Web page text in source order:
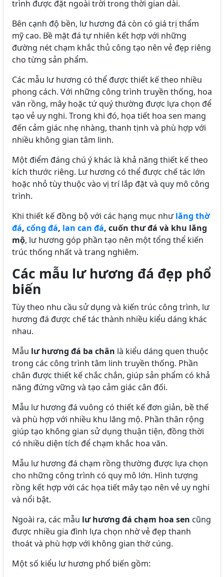
trình được đặt ngoài trời trong thời gian dài.
Bên cạnh độ bền, lư hương đá còn có giá trị thẩm
mỹ cao. Bề mặt đá tự nhiên kết hợp với những
đường nét chạm khắc thủ công tạo nên vẻ đẹp riêng
cho từng sản phẩm.
Các mẫu lư hương có thể được thiết kế theo nhiều
phong cách. Với những công trình truyền thống, hoa
văn rồng, mây hoặc tứ quý thường được lựa chọn để
tạo vẻ uy nghi. Trong khi đó, họa tiết hoa sen mang
đến cảm giác nhẹ nhàng, thanh tịnh và phù hợp với
nhiều không gian tâm linh.
Một điểm đáng chú ý khác là khả năng thiết kế theo
kích thước riêng. Lư hương có thể được chế tác lớn
hoặc nhỏ tùy thuộc vào vị trí lắp đặt và quy mô công
trình.
Khi thiết kế đồng bộ với các hạng mục nhưlăng thờ
đá, cổng đá, lan can đá, cuốn thư đá và khu lăng
mộ, lư hương góp phần tạo nên một tổng thể kiến
trúc thống nhất và trang nghiêm.
Các mẫu lư hương đá đẹp phổ
biến
Tùy theo nhu cầu sử dụng và kiến trúc công trình, lư
hương đá được chế tác thành nhiều kiểu dáng khác
nhau.
Mẫu lư hương đá ba chân là kiểu dáng quen thuộc
trong các công trình tâm linh truyền thống. Phần
chân được thiết kế chắc chắn, giúp sản phẩm có khả
năng đứng vững và tạo cảm giác cân đối.
Mẫu lư hương đá vuông có thiết kế đơn giản, bề thế
và phù hợp với nhiều khu lăng mộ. Phần thân rộng
giúp tạo không gian sử dụng thuận tiện, đồng thời
có nhiều diện tích để chạm khắc hoa văn.
Mẫu lư hương đá chạm rồng thường được lựa chọn
cho những công trình có quy mô lớn. Hình tượng
rồng kết hợp với các họa tiết mây tạo nên vẻ uy nghi
và nổi bật.
Ngoài ra, các mẫu lư hương đá chạm hoa sen cũng
được nhiều gia đình lựa chọn nhờ vẻ đẹp thanh
thoát và phù hợp với không gian thờ cúng.
Một số kiểu lư hương phổ biến gồm: